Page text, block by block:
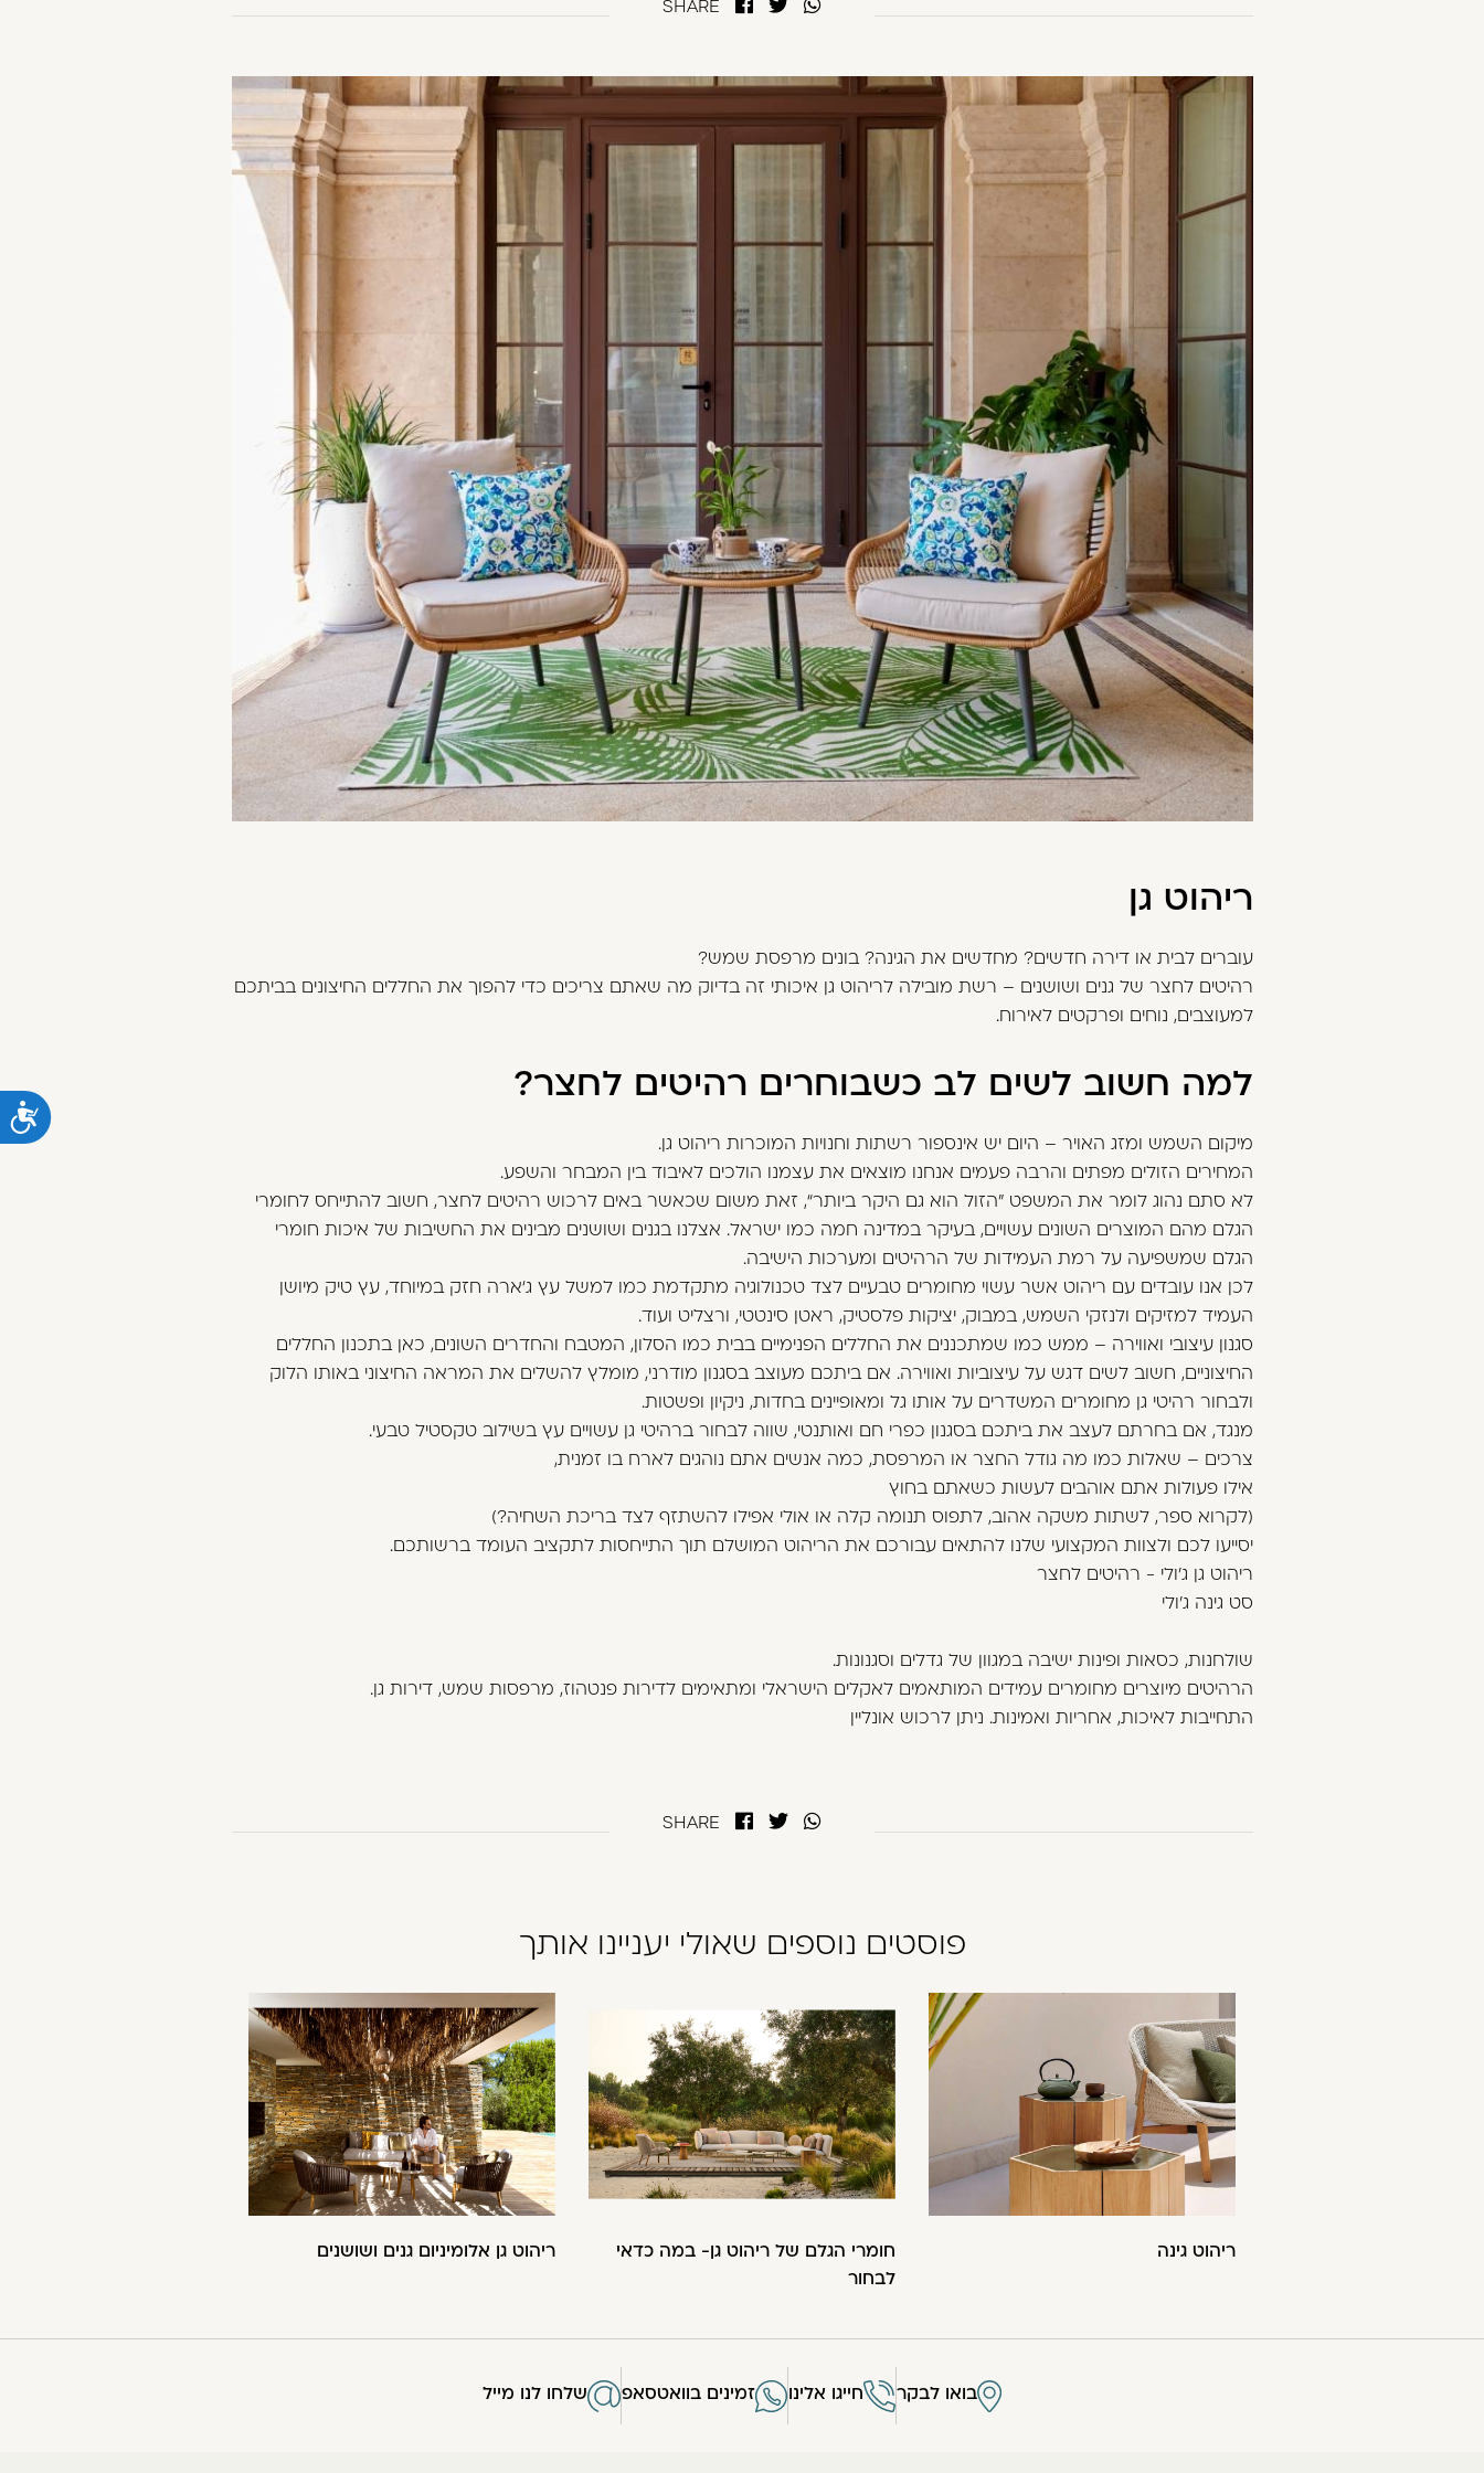
SHARE
ריהוט גן
עוברים לבית או דירה חדשים? מחדשים את הגינה? בונים מרפסת שמש?
רהיטים לחצר של גנים ושושנים – רשת מובילה לריהוט גן איכותי זה בדיוק מה שאתם צריכים כדי להפוך את החללים החיצונים בביתכם
למעוצבים, נוחים ופרקטים לאירוח.
למה חשוב לשים לב כשבוחרים רהיטים לחצר?
מיקום השמש ומזג האויר – היום יש אינספור רשתות וחנויות המוכרות ריהוט גן.
המחירים הזולים מפתים והרבה פעמים אנחנו מוצאים את עצמנו הולכים לאיבוד בין המבחר והשפע.
לא סתם נהוג לומר את המשפט ”הזול הוא גם היקר ביותר“, זאת משום שכאשר באים לרכוש רהיטים לחצר, חשוב להתייחס לחומרי
הגלם מהם המוצרים השונים עשויים, בעיקר במדינה חמה כמו ישראל. אצלנו בגנים ושושנים מבינים את החשיבות של איכות חומרי
הגלם שמשפיעה על רמת העמידות של הרהיטים ומערכות הישיבה.
לכן אנו עובדים עם ריהוט אשר עשוי מחומרים טבעיים לצד טכנולוגיה מתקדמת כמו למשל עץ ג‘ארה חזק במיוחד, עץ טיק מיושן
העמיד למזיקים ולנזקי השמש, במבוק, יציקות פלסטיק, ראטן סינטטי, ורצליט ועוד.
סגנון עיצובי ואווירה – ממש כמו שמתכננים את החללים הפנימיים בבית כמו הסלון, המטבח והחדרים השונים, כאן בתכנון החללים
החיצוניים, חשוב לשים דגש על עיצוביות ואווירה. אם ביתכם מעוצב בסגנון מודרני, מומלץ להשלים את המראה החיצוני באותו הלוק
ולבחור רהיטי גן מחומרים המשדרים על אותו גל ומאופיינים בחדות, ניקיון ופשטות.
מנגד, אם בחרתם לעצב את ביתכם בסגנון כפרי חם ואותנטי, שווה לבחור ברהיטי גן עשויים עץ בשילוב טקסטיל טבעי.
צרכים – שאלות כמו מה גודל החצר או המרפסת, כמה אנשים אתם נוהגים לארח בו זמנית,
אילו פעולות אתם אוהבים לעשות כשאתם בחוץ
(לקרוא ספר, לשתות משקה אהוב, לתפוס תנומה קלה או אולי אפילו להשתזף לצד בריכת השחיה?)
יסייעו לכם ולצוות המקצועי שלנו להתאים עבורכם את הריהוט המושלם תוך התייחסות לתקציב העומד ברשותכם.
ריהוט גן ג'ולי - רהיטים לחצר
סט גינה ג'ולי
שולחנות, כסאות ופינות ישיבה במגוון של גדלים וסגנונות.
הרהיטים מיוצרים מחומרים עמידים המותאמים לאקלים הישראלי ומתאימים לדירות פנטהוז, מרפסות שמש, דירות גן.
התחייבות לאיכות, אחריות ואמינות. ניתן לרכוש אונליין
SHARE
פוסטים נוספים שאולי יעניינו אותך
ריהוט גן אלומיניום גנים ושושנים
חומרי הגלם של ריהוט גן- במה כדאי
לבחור
ריהוט גינה
בואו לבקר חייגו אלינו זמינים בוואטסאפ שלחו לנו מייל